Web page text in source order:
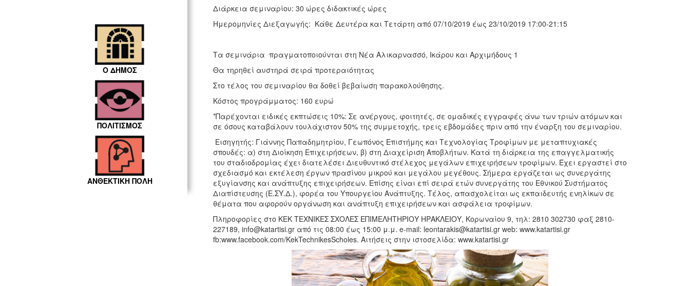
Ο ΔΗΜΟΣ
ΠΟΛΙΤΙΣΜΟΣ
ΑΝΘΕΚΤΙΚΗ ΠΟΛΗ
Διάρκεια σεμιναρίου: 30 ώρες διδακτικές ώρες
Ημερομηνίες Διεξαγωγής: Κάθε Δευτέρα και Τετάρτη από 07/10/2019 έως 23/10/2019 17:00-21:15
Τα σεμινάρια πραγματοποιούνται στη Νέα Αλικαρνασσό, Ικάρου και Αρχιμήδους 1
Θα τηρηθεί αυστηρά σειρά προτεραιότητας
Στο τέλος του σεμιναρίου θα δοθεί βεβαίωση παρακολούθησης.
Κόστος προγράμματος: 160 ευρώ
*Παρέχονται ειδικές εκπτώσεις 10%: Σε ανέργους, φοιτητές, σε ομαδικές εγγραφές άνω των τριών ατόμων και
σε όσους καταβάλουν τουλάχιστον 50% της συμμετοχής, τρεις εβδομάδες πριν από την έναρξη του σεμιναρίου.
Εισηγητής: Γιάννης Παπαδημητρίου, Γεωπόνος Επιστήμης και Τεχνολογίας Τροφίμων με μεταπτυχιακές
σπουδές: α) στη Διοίκηση Επιχειρήσεων, β) στη Διαχείριση Αποβλήτων. Κατά τη διάρκεια της επαγγελματικής
του σταδιοδρομίας έχει διατελέσει Διευθυντικό στέλεχος μεγάλων επιχειρήσεων τροφίμων. Έχει εργαστεί στο
σχεδιασμό και εκτέλεση έργων πρασίνου μικρού και μεγάλου μεγέθους. Σήμερα εργάζεται ως συνεργάτης
εξυγίανσης και ανάπτυξης επιχειρήσεων. Επίσης είναι επί σειρά ετών συνεργάτης του Εθνικού Συστήματος
Διαπίστευσης (Ε.ΣΥ.Δ.), φορέα του Υπουργείου Ανάπτυξης. Τέλος, απασχολείται ως εκπαιδευτής ενηλίκων σε
θέματα που αφορούν οργάνωση και ανάπτυξη επιχειρήσεων και ασφάλεια τροφίμων.
Πληροφορίες στο ΚΕΚ ΤΕΧΝΙΚΕΣ ΣΧΟΛΕΣ ΕΠΙΜΕΛΗΤΗΡΙΟΥ ΗΡΑΚΛΕΙΟΥ, Κορωναίου 9, τηλ: 2810 302730 φαξ 2810-
227189, info@katartisi.gr από τις 08:00 έως 15:00 μ.μ. e-mail: leontarakis@katartisi.gr web: www.katartisi.gr
fb:www.facebook.com/KekTechnikesScholes. Αιτήσεις στην ιστοσελίδα: www.katartisi.gr